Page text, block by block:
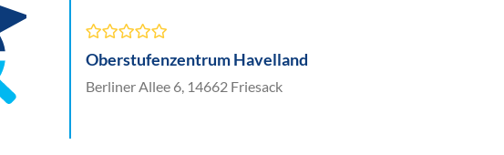
Oberstufenzentrum Havelland
Berliner Allee 6, 14662 Friesack